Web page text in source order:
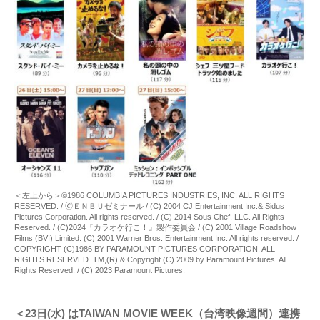
＜左上から＞©1986 COLUMBIA PICTURES INDUSTRIES, INC. ALL RIGHTS
RESERVED. / 🄫ＥＮＢＵゼミナール / (C) 2004 CJ Entertainment Inc.& Sidus
Pictures Corporation. All rights reserved. / (C) 2014 Sous Chef, LLC. All Rights
Reserved. / (C)2024『カラオケ行こ！』製作委員会 / (C) 2001 Village Roadshow
Films (BVI) Limited. (C) 2001 Warner Bros. Entertainment Inc. All rights reserved. /
COPYRIGHT (C)1986 BY PARAMOUNT PICTURES CORPORATION. ALL
RIGHTS RESERVED. TM,(R) & Copyright (C) 2009 by Paramount Pictures. All
Rights Reserved. / (C) 2023 Paramount Pictures.
＜23日(水) はTAIWAN MOVIE WEEK（台湾映像週間）連携